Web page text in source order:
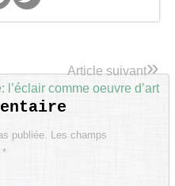
Article suivant»
l’éclair comme oeuvre d’art
publiée. Les champs
*